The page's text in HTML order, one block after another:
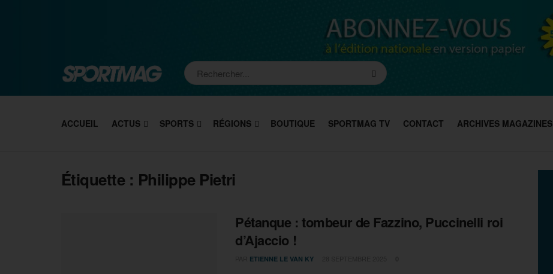
ACCUEIL ACTUS SPORTS RÉGIONS BOUTIQUE SPORTMAG TV CONTACT ARCHIVES MAGAZINES
Étiquette : Philippe Pietri
Pétanque : tombeur de Fazzino, Puccinelli roi
d’Ajaccio !
ETIENNE LE VAN KY